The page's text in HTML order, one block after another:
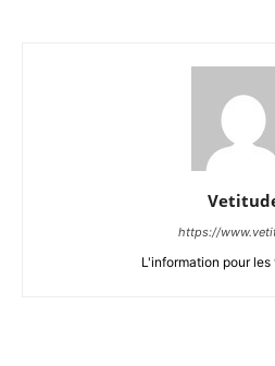
https://
L'information pour